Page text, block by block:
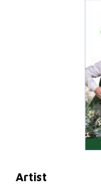
Artist